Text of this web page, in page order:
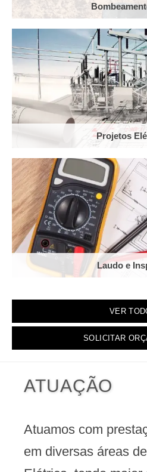
Projetos
Laudo e
VER
SOLICITAR
ATUAÇÃO
Atuamos com
em diversas áreas